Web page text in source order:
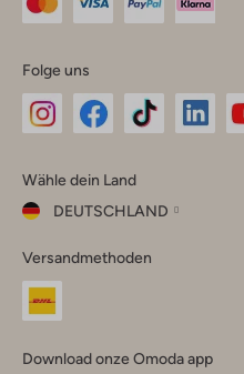
Folge uns
Instagram
Facebook
TikTok
Wähle dein Land
DEUTSCHLAND
dein
Land
Versandmethoden
Download onze Omoda app